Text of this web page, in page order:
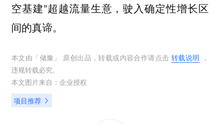
空基建”超越流量生意，驶入确定性增长区
间的真谛。
本文由「储豫 」 原创出品，转载或内容合作请点击 转载说明 ，
违规转载必究。
本文图片来自： 企业授权
项目推荐